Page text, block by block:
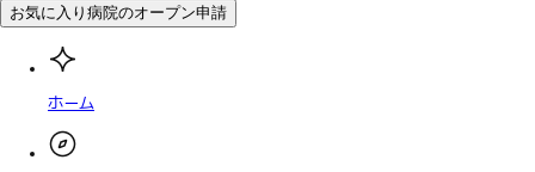
お気に入り病院のオープン申請
ホーム